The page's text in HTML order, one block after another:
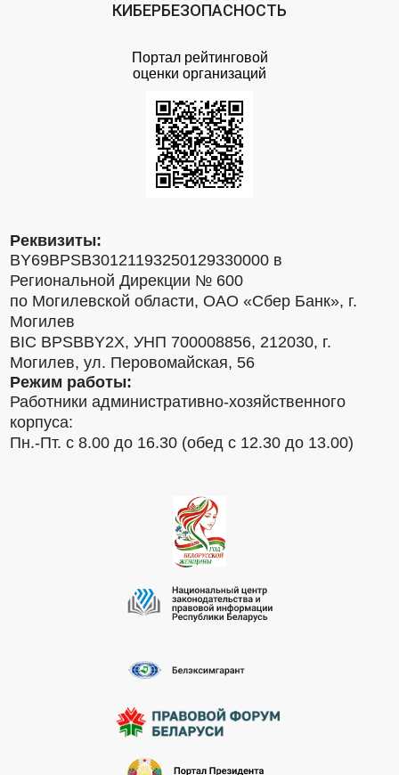
КИБЕРБЕЗОПАСНОСТЬ
Портал рейтинговой
оценки организаций
Реквизиты:
BY69BPSB30121193250129330000 в
Региональной Дирекции № 600
по Могилевской области, ОАО «Сбер Банк», г.
Могилев
BIC BPSBBY2X, УНП 700008856, 212030, г.
Могилев, ул. Перовомайская, 56
Режим работы:
Работники административно-хозяйственного
корпуса:
Пн.-Пт. с 8.00 до 16.30 (обед с 12.30 до 13.00)